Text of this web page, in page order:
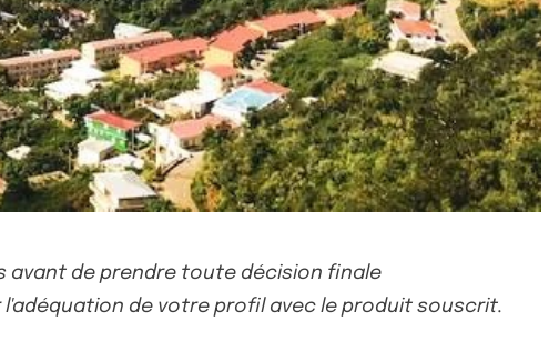
avant de prendre toute décision finale
l'adéquation de votre profil avec le produit souscrit.